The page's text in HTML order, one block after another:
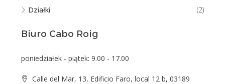
Działki
(2)
Biuro Cabo Roig
poniedziałek - piątek: 9.00 - 17.00
Calle del Mar, 13, Edificio Faro, local 12 b, 03189